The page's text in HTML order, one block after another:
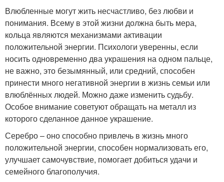
Влюбленные могут жить несчастливо, без любви и
понимания. Всему в этой жизни должна быть мера,
кольца являются механизмами активации
положительной энергии. Психологи уверенны, если
носить одновременно два украшения на одном пальце,
не важно, это безымянный, или средний, способен
принести много негативной энергии в жизнь семьи или
влюблённых людей. Можно даже изменить судьбу.
Особое внимание советуют обращать на металл из
которого сделанное данное украшение.
Серебро – оно способно привлечь в жизнь много
положительной энергии, способен нормализовать его,
улучшает самочувствие, помогает добиться удачи и
семейного благополучия.